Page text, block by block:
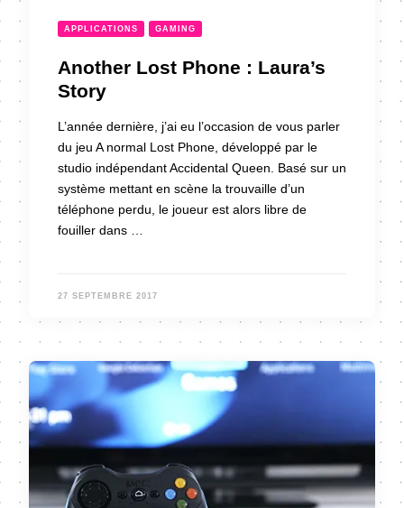
APPLICATIONS GAMING
Another Lost Phone : Laura’s
Story
L’année dernière, j’ai eu l’occasion de vous parler
du jeu A normal Lost Phone, développé par le
studio indépendant Accidental Queen. Basé sur un
système mettant en scène la trouvaille d’un
téléphone perdu, le joueur est alors libre de
fouiller dans …
27 SEPTEMBRE 2017